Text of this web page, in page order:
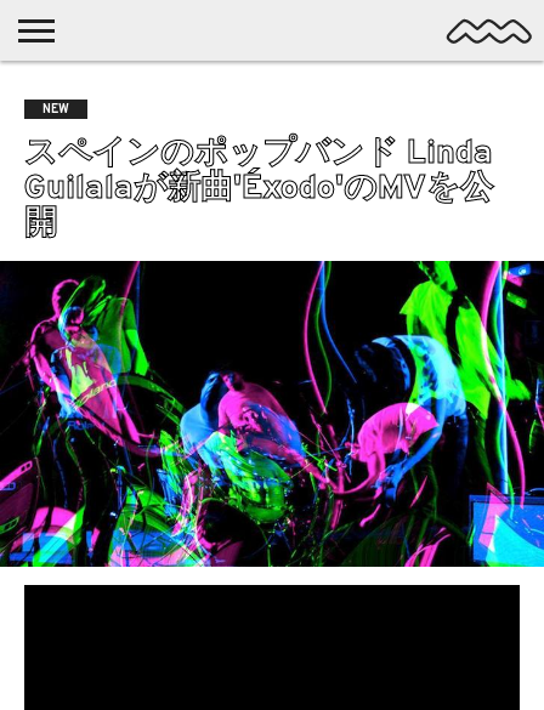
MUSIC
LATEST
POSTS
SPOTLIGHT
NYP
/ DL
DISCOVERY
POP
ALTERNATIVE
ELECTRONIC
PSYCH
DREAMPOP
POSTPUNK
LO-
FI
GARAGE
EXPERIMENTAL
SYNTHPOP
PUNK
SHOEGAZE
SOUL
BEDROOM
NEW
スペインのポップバンド Linda
Guilalaが新曲'Éxodo'のMVを公
開